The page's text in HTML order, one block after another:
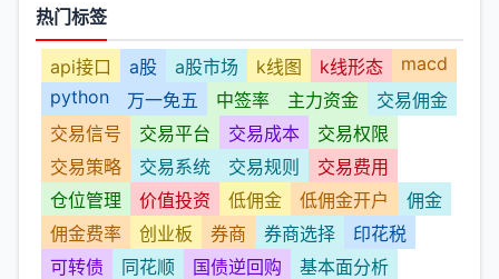
热门标签
api接口 a股 a股市场 k线图 k线形态
macd
python
万一免五 中签率 主力资金
交易佣金
交易信号
交易平台 交易成本
交易权限
交易策略
交易系统 交易规则
交易费用
仓位管理
价值投资 低佣金 低佣金开户
佣金
佣金费率
创业板 券商 券商选择
印花税
可转债
同花顺 国债逆回购
基本面分析